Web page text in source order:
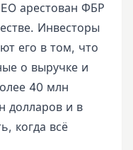
арестован ФБР
Инвесторы
его в том, что
о выручке и
40 млн
долларов и в
когда всё